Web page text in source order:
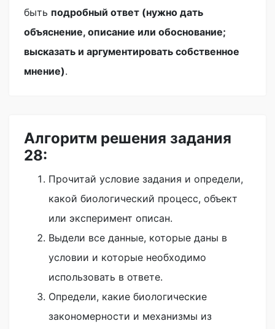
быть подробный ответ (нужно дать
объяснение, описание или обоснование;
высказать и аргументировать собственное
мнение).
Алгоритм решения задания
28:
Прочитай условие задания и определи,
какой биологический процесс, объект
или эксперимент описан.
Выдели все данные, которые даны в
условии и которые необходимо
использовать в ответе.
Определи, какие биологические
закономерности и механизмы из